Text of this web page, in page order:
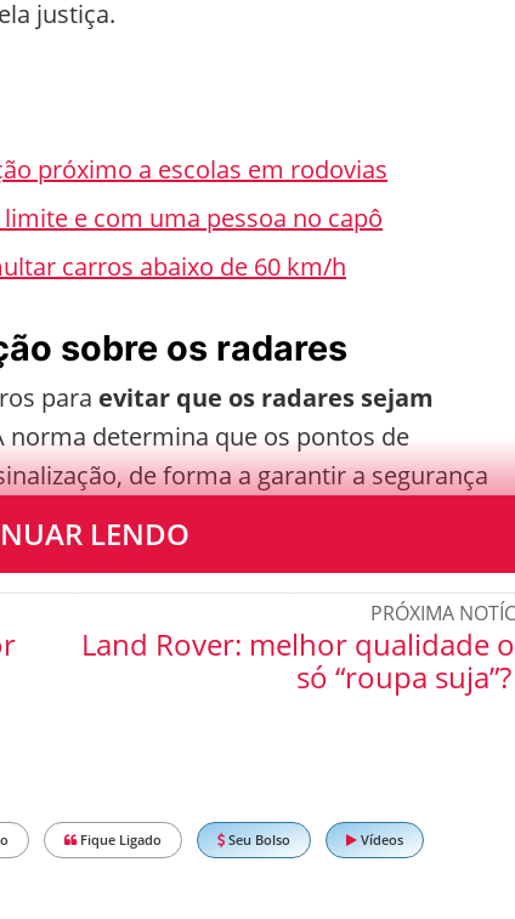
justiça.
próximo a escolas em rodovias
e com uma pessoa no capô
carros abaixo de 60 km/h
sobre os radares
para evitar que os radares sejam
norma determina que os pontos de
de forma a garantir a segurança
máxima permitida para o local.
LENDO
PRÓXIMA
Land Rover: melhor qualidade
só “roupa
Fique Ligado Seu Bolso Vídeos